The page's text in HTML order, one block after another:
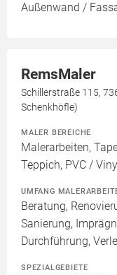
Außenwand /
RemsMaler
Schillerstraße 115,
Schenkhöfle)
MALER BEREICHE
Malerarbeiten,
Teppich, PVC /
UMFANG
Beratung,
Sanierung,
Durchführung,
SPEZIALGEBIETE